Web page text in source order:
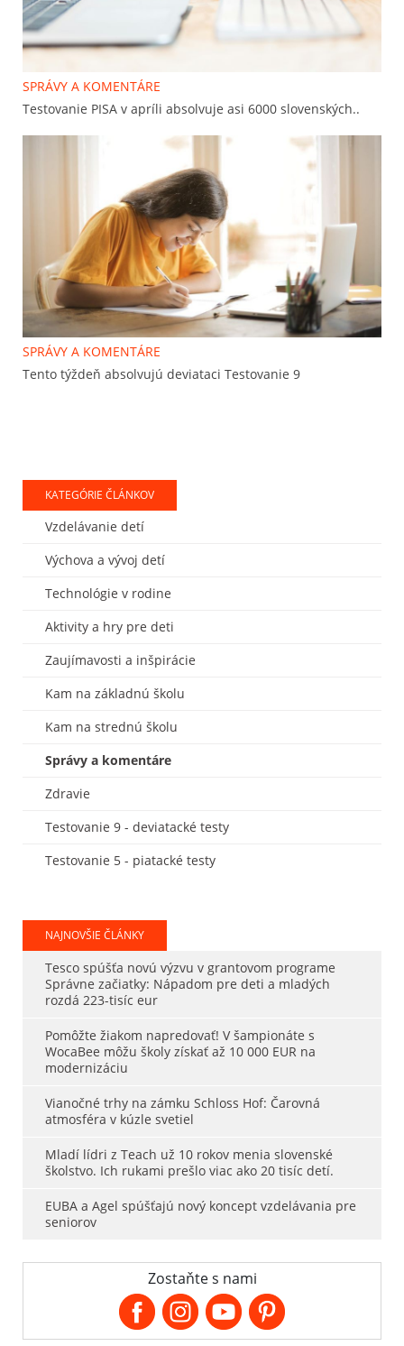
SPRÁVY A KOMENTÁRE
Testovanie PISA v apríli absolvuje asi 6000 slovenských..
SPRÁVY A KOMENTÁRE
Tento týždeň absolvujú deviataci Testovanie 9
KATEGÓRIE ČLÁNKOV
Vzdelávanie detí
Výchova a vývoj detí
Technológie v rodine
Aktivity a hry pre deti
Zaujímavosti a inšpirácie
Kam na základnú školu
Kam na strednú školu
Správy a komentáre
Zdravie
Testovanie 9 - deviatacké testy
Testovanie 5 - piatacké testy
NAJNOVŠIE ČLÁNKY
Tesco spúšťa novú výzvu v grantovom programe
Správne začiatky: Nápadom pre deti a mladých
rozdá 223-tisíc eur
Pomôžte žiakom napredovať! V šampionáte s
WocaBee môžu školy získať až 10 000 EUR na
modernizáciu
Vianočné trhy na zámku Schloss Hof: Čarovná
atmosféra v kúzle svetiel
Mladí lídri z Teach už 10 rokov menia slovenské
školstvo. Ich rukami prešlo viac ako 20 tisíc detí.
EUBA a Agel spúšťajú nový koncept vzdelávania pre
seniorov
Zostaňte s nami